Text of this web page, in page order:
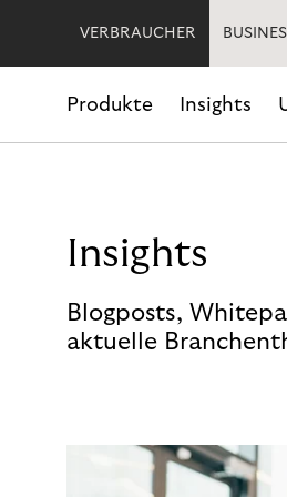
VERBRAUCHER
Produkte Insights
Insights
Blogposts,
aktuelle